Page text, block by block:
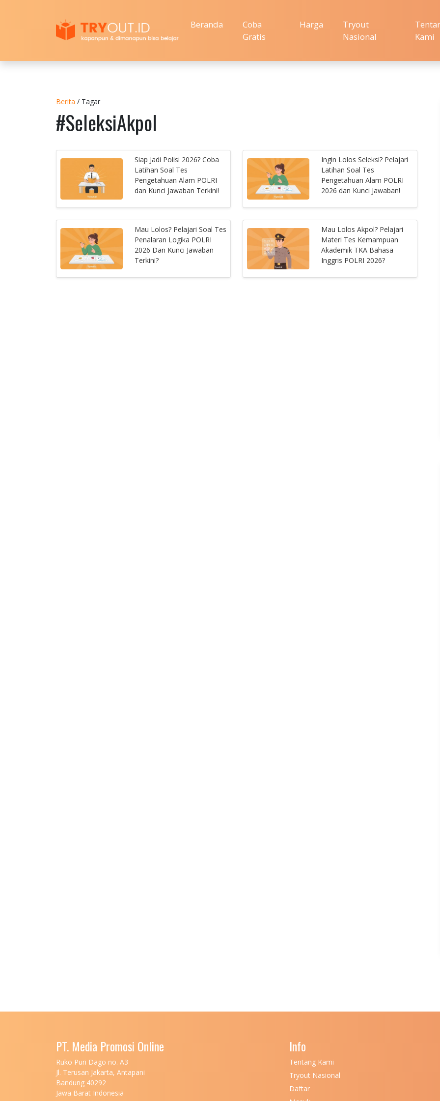
Beranda
Coba
Gratis
Harga
Tryout
Nasional
Kami
Berita / Tagar
#SeleksiAkpol
Siap Jadi Polisi 2026? Coba
Latihan Soal Tes
Pengetahuan Alam POLRI
dan Kunci Jawaban Terkini!
Ingin Lolos Seleksi? Pelajari
Latihan Soal Tes
Pengetahuan Alam POLRI
2026 dan Kunci Jawaban!
Mau Lolos? Pelajari Soal Tes
Penalaran Logika POLRI
2026 Dan Kunci Jawaban
Terkini?
Mau Lolos Akpol? Pelajari
Materi Tes Kemampuan
Akademik TKA Bahasa
Inggris POLRI 2026?
PT. Media Promosi Online
Ruko Puri Dago no. A3
Jl. Terusan Jakarta, Antapani
Bandung 40292
Jawa Barat Indonesia
Info
Tentang Kami
Tryout Nasional
Daftar